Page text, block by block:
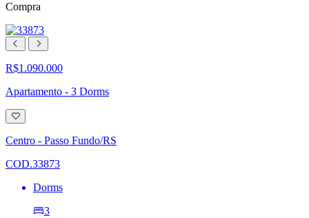
Compra
R$1.090.000
Apartamento - 3 Dorms
Adicionar
à
lista
de
Centro - Passo Fundo/RS
COD.33873
Dorms
3